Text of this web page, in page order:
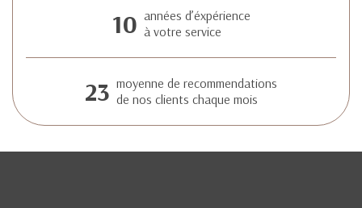
10 années d’éxpérience
à votre service
23 moyenne de recommendations
de nos clients chaque mois